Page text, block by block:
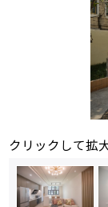
クリックして拡